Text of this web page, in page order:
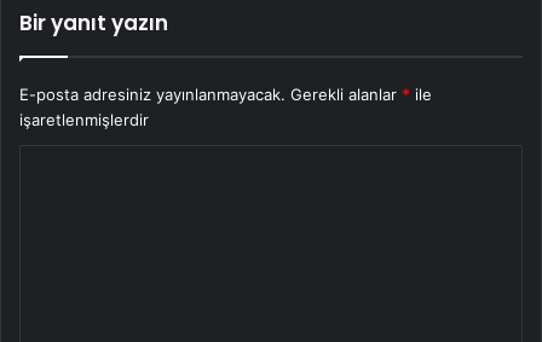
Bir yanıt yazın
E-posta adresiniz yayınlanmayacak. Gerekli alanlar * ile
işaretlenmişlerdir